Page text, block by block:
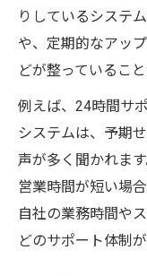
りしているシステ
や、定期的なアッ
どが整っていること
例えば、24時間サ
システムは、予期
声が多く聞かれま
営業時間が短い場
自社の業務時間や
どのサポート体制